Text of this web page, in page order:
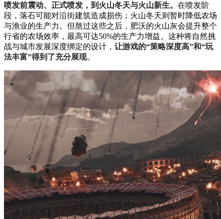
喷发前震动、正式喷发，到火山冬天与火山新生。 在喷发阶
段，落石可能对沿街建筑造成损伤；火山冬天则暂时降低农场
与渔业的生产力。但熬过这些之后，肥沃的火山灰会提升整个
行省的农场效率，最高可达50%的生产力增益。这种将自然挑
战与城市发展深度绑定的设计， 让游戏的“策略深度高”和“玩
法丰富”得到了充分展现。